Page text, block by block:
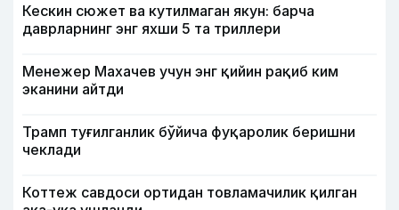
Кескин сюжет ва кутилмаган якун: барча
даврларнинг энг яхши 5 та триллери
Менежер Махачев учун энг қийин рақиб ким
эканини айтди
Трамп туғилганлик бўйича фуқаролик беришни
чеклади
Коттеж савдоси ортидан товламачилик қилган